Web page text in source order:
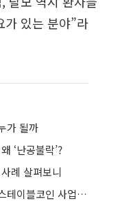
가 있는 분야”라
가 될까
‘난공불락’?
례 살펴보니
마스터카드, BVNK 18억 달러 인수로 스테이블코인 사업 본격 확장